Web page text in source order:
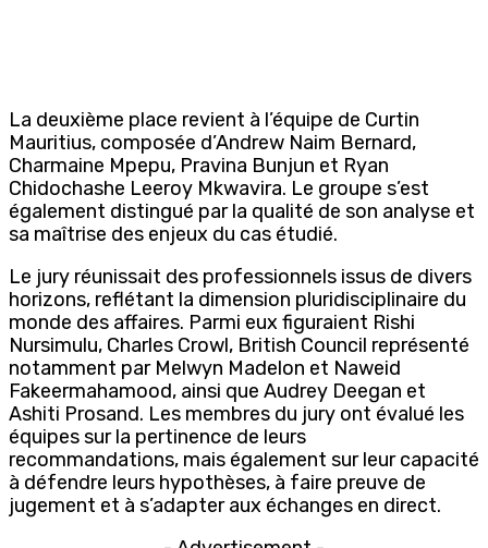
La deuxième place revient à l’équipe de Curtin
Mauritius, composée d’Andrew Naim Bernard,
Charmaine Mpepu, Pravina Bunjun et Ryan
Chidochashe Leeroy Mkwavira. Le groupe s’est
également distingué par la qualité de son analyse et
sa maîtrise des enjeux du cas étudié.
Le jury réunissait des professionnels issus de divers
horizons, reflétant la dimension pluridisciplinaire du
monde des affaires. Parmi eux figuraient Rishi
Nursimulu, Charles Crowl, British Council représenté
notamment par Melwyn Madelon et Naweid
Fakeermahamood, ainsi que Audrey Deegan et
Ashiti Prosand. Les membres du jury ont évalué les
équipes sur la pertinence de leurs
recommandations, mais également sur leur capacité
à défendre leurs hypothèses, à faire preuve de
jugement et à s’adapter aux échanges en direct.